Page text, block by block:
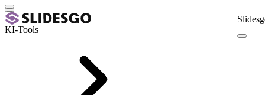
KI-Tools